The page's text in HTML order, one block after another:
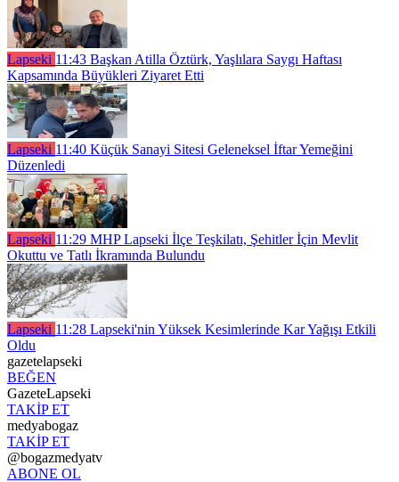
Lapseki 11:43 Başkan Atilla Öztürk, Yaşlılara Saygı Haftası
Kapsamında Büyükleri Ziyaret Etti
Lapseki 11:40 Küçük Sanayi Sitesi Geleneksel İftar Yemeğini
Düzenledi
Lapseki 11:29 MHP Lapseki İlçe Teşkilatı, Şehitler İçin Mevlit
Okuttu ve Tatlı İkramında Bulundu
Lapseki 11:28 Lapseki'nin Yüksek Kesimlerinde Kar Yağışı Etkili
Oldu
gazetelapseki
BEĞEN
GazeteLapseki
TAKİP ET
medyabogaz
TAKİP ET
@bogazmedyatv
ABONE OL